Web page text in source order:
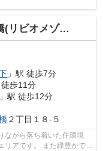
ゾンシンオオハシ)
」駅 徒歩7分
徒歩11分
」駅 徒歩12分
２丁目１８-５
た緑豊かで、